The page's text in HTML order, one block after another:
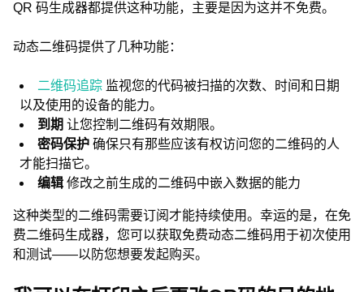
QR 码生成器都提供这种功能，主要是因为这并不免费。
动态二维码提供了几种功能：
二维码追踪 监视您的代码被扫描的次数、时间和日期
以及使用的设备的能力。
到期 让您控制二维码有效期限。
密码保护 确保只有那些应该有权访问您的二维码的人
才能扫描它。
编辑 修改之前生成的二维码中嵌入数据的能力
这种类型的二维码需要订阅才能持续使用。幸运的是，在免
费二维码生成器，您可以获取免费动态二维码用于初次使用
和测试——以防您想要发起购买。